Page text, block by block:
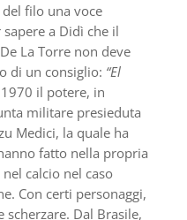
filo una voce
a Didì che il
La Torre non deve
di un consiglio: “El
il potere, in
militare presieduta
Medici, la quale ha
fatto nella propria
calcio nel caso
Con certi personaggi,
Dal Brasile,